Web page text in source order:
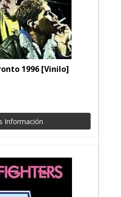
1996 [Vinilo]
Información